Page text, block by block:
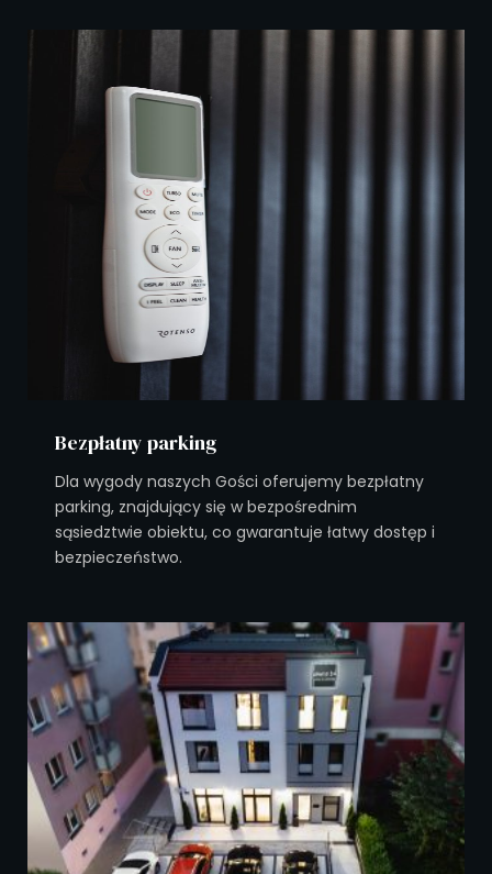
Bezpłatny parking
Dla wygody naszych Gości oferujemy bezpłatny
parking, znajdujący się w bezpośrednim
sąsiedztwie obiektu, co gwarantuje łatwy dostęp i
bezpieczeństwo.